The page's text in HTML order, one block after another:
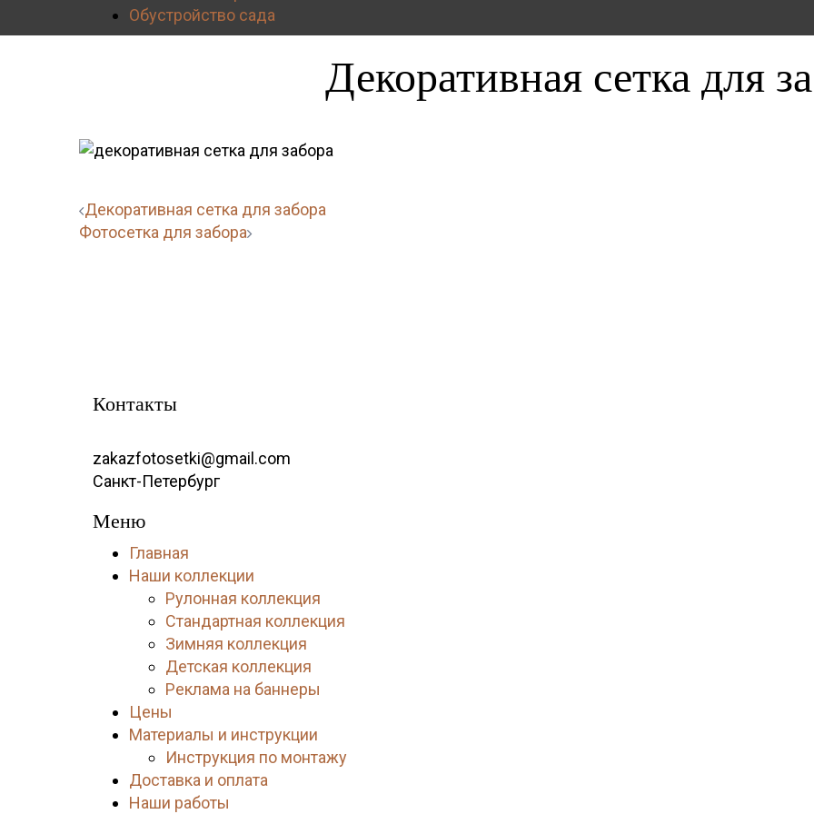
Обустройство сада
Декоративная сетка для
Навигация
по
Декоративная сетка для забора
Фотосетка для забора
Контакты
zakazfotosetki@gmail.com
Санкт-Петербург
Меню
Главная
Наши коллекции
Рулонная коллекция
Стандартная коллекция
Зимняя коллекция
Детская коллекция
Реклама на баннеры
Цены
Материалы и инструкции
Инструкция по монтажу
Доставка и оплата
Наши работы